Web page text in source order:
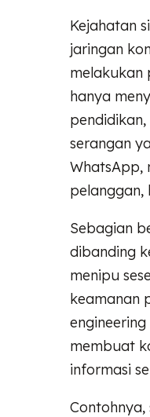
Kejahatan
jaringan
melakukan
hanya
serangan
WhatsApp,
pelanggan,
Sebagian
dibanding
menipu
keamanan
membuat
informasi